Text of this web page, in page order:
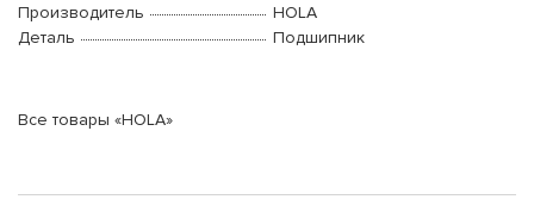
Производитель
HOLA
Деталь
Подшипник
Все товары «HOLA»